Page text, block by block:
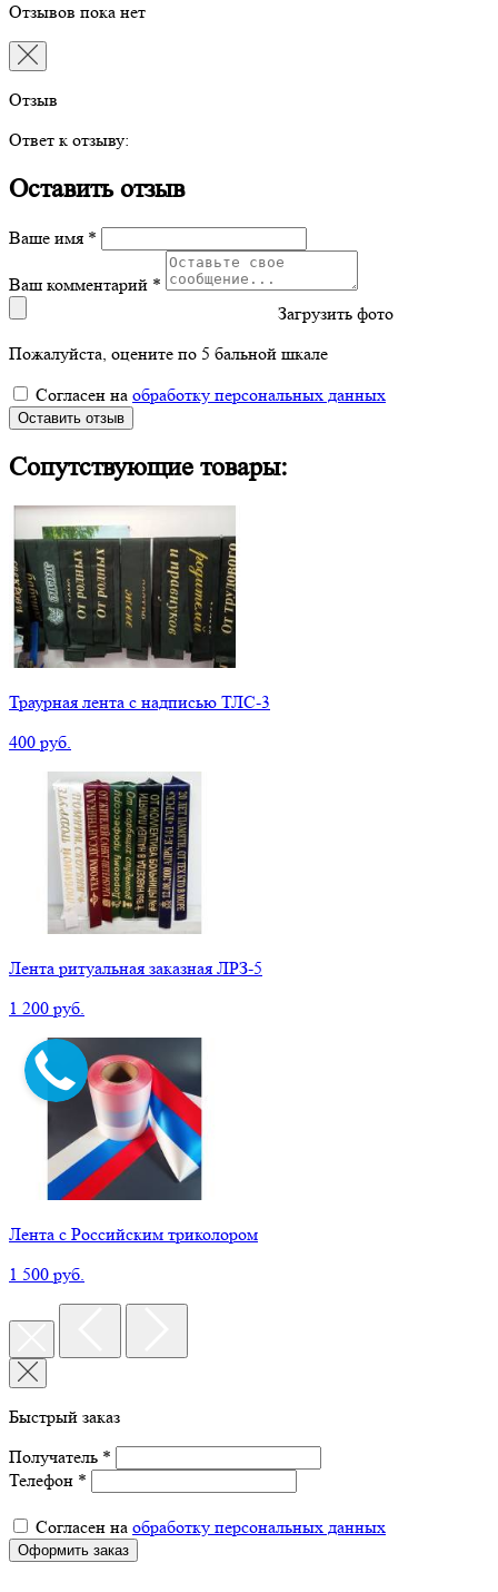
Отзывов пока нет
Отзыв
Ответ к отзыву:
Оставить отзыв
Ваше имя *
Ваш комментарий *
Загрузить фото
Пожалуйста, оцените по 5 бальной шкале
Согласен на обработку персональных данных
Оставить отзыв
Сопутствующие товары:
Траурная лента с надписью ТЛС-3
400 руб.
Лента ритуальная заказная ЛРЗ-5
1 200 руб.
Лента с Российским триколором
1 500 руб.
Быстрый заказ
Получатель *
Телефон *
Согласен на обработку персональных данных
Оформить заказ